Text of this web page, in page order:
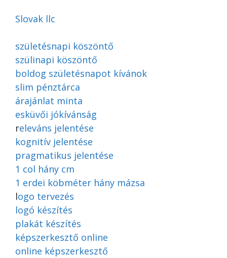
Slovak llc
születésnapi köszöntő
szülinapi köszöntő
boldog születésnapot kívánok
slim pénztárca
árajánlat minta
esküvői jókívánság
releváns jelentése
kognitív jelentése
pragmatikus jelentése
1 col hány cm
1 erdei köbméter hány mázsa
logo tervezés
logó készítés
plakát készítés
képszerkesztő online
online képszerkesztő